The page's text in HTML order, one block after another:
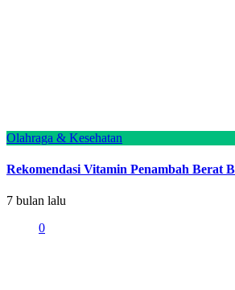
Olahraga & Kesehatan
Rekomendasi Vitamin Penambah Berat
7 bulan lalu
0